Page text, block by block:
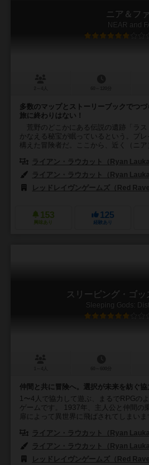
ニア＆フ
NEAR and
多数のマップとストーリーブックでつ
旅に終わりはない！
荒野のどこかにある伝説の遺跡「ラス
かなえる秘宝が眠っているという。プ
構えた冒険者だ。ここから、近く（ニア
ライアン・ラウカット（Ryan
ライアン・ラウカット（Ryan
レッドレイヴンゲームズ（Red
153
興味あり
125
経験あり
スリーピング・ゴ
Sleeping Gods:
仲間と共に冒険へ。選択が未来を紡ぐ協
1〜4人で協力して遊ぶ、まるでRPGの
ゲームです。 1937年、主人公と仲間の
扉によって異世界に飛ばされてしまいま
ライアン・ラウカット（Ryan
ライアン・ラウカット（Ryan
レッドレイヴンゲームズ（Red